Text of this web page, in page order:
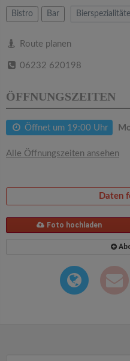
Bistro Bar
Route planen
06232 620198
ÖFFNUNGSZEITEN
Öffnet um 19:00 Uhr
Alle Öffnungszeiten ansehen
Daten
Foto hochladen
v
a
t